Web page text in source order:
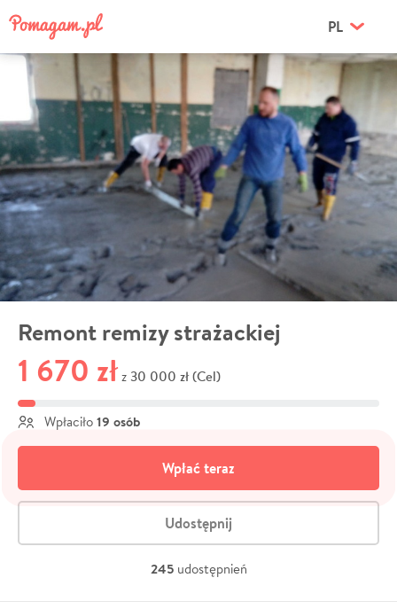
PL
Remont remizy strażackiej
1 670 zł z 30 000 zł (Cel)
Wpłaciło 19 osób
Wpłać teraz
Udostępnij
245 udostępnień